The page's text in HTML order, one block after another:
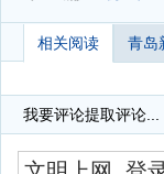
相关阅读 青岛
我要评论提取评论...